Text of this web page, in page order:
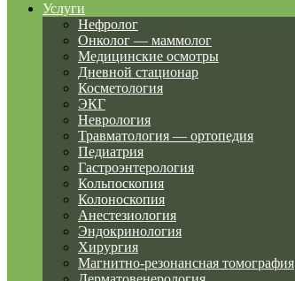
Услуги
Нефролог
Онколог — маммолог
Медицинские осмотры
Дневной стационар
Косметология
ЭКГ
Неврология
Травматология — ортопедия
Педиатрия
Гастроэнтерология
Кольпоскопия
Колоноскопия
Анестезиология
Эндокринология
Хирургия
Магнитно-резонансная томография